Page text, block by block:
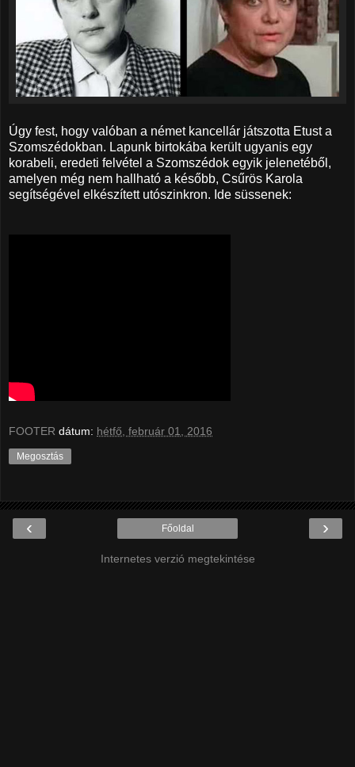
Úgy fest, hogy valóban a német kancellár játszotta Etust a
Szomszédokban. Lapunk birtokába került ugyanis egy
korabeli, eredeti felvétel a Szomszédok egyik jelenetéből,
amelyen még nem hallható a később, Csűrös Karola
segítségével elkészített utószinkron. Ide süssenek:
FOOTER dátum: hétfő, február 01, 2016
Megosztás
‹ ›
Főoldal
Internetes verzió megtekintése